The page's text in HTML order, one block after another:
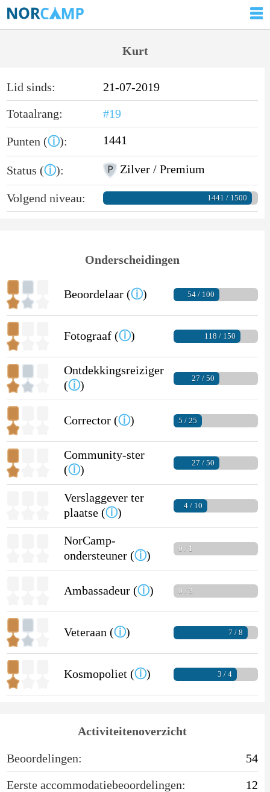
Kurt
Lid sinds:
21-07-2019
Totaalrang:
#19
Punten (ⓘ): 1441
Status (ⓘ): Zilver / Premium
Volgend niveau: 1441 / 1500
Onderscheidingen
Beoordelaar (ⓘ) 54 / 100
Fotograaf (ⓘ) 118 / 150
Ontdekkingsreiziger
(ⓘ)
27 / 50
Corrector (ⓘ) 5 / 25
Community-ster
(ⓘ)
27 / 50
Verslaggever ter
plaatse (ⓘ)
4 / 10
NorCamp-
ondersteuner (ⓘ)
0 / 1
Ambassadeur (ⓘ) 0 / 3
Veteraan (ⓘ) 7 / 8
Kosmopoliet (ⓘ) 3 / 4
Activiteitenoverzicht
Beoordelingen:
54
Eerste accommodatiebeoordelingen:
12